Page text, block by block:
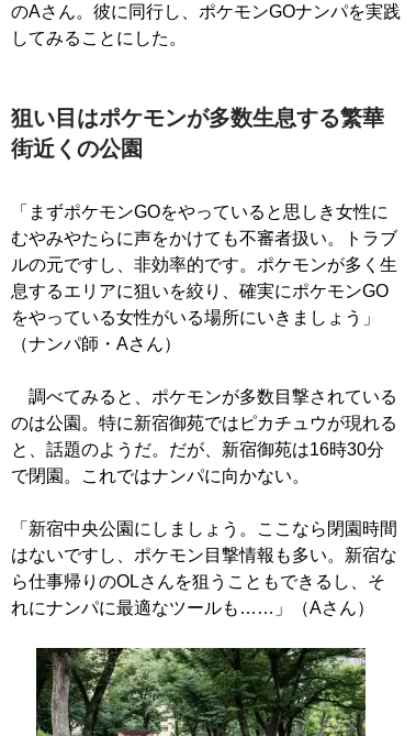
のAさん。彼に同行し、ポケモンGOナンパを実践
してみることにした。
狙い目はポケモンが多数生息する繁華
街近くの公園
「まずポケモンGOをやっていると思しき女性に
むやみやたらに声をかけても不審者扱い。トラブ
ルの元ですし、非効率的です。ポケモンが多く生
息するエリアに狙いを絞り、確実にポケモンGO
をやっている女性がいる場所にいきましょう」
（ナンパ師・Aさん）
調べてみると、ポケモンが多数目撃されている
のは公園。特に新宿御苑ではピカチュウが現れる
と、話題のようだ。だが、新宿御苑は16時30分
で閉園。これではナンパに向かない。
「新宿中央公園にしましょう。ここなら閉園時間
はないですし、ポケモン目撃情報も多い。新宿な
ら仕事帰りのOLさんを狙うこともできるし、そ
れにナンパに最適なツールも……」（Aさん）